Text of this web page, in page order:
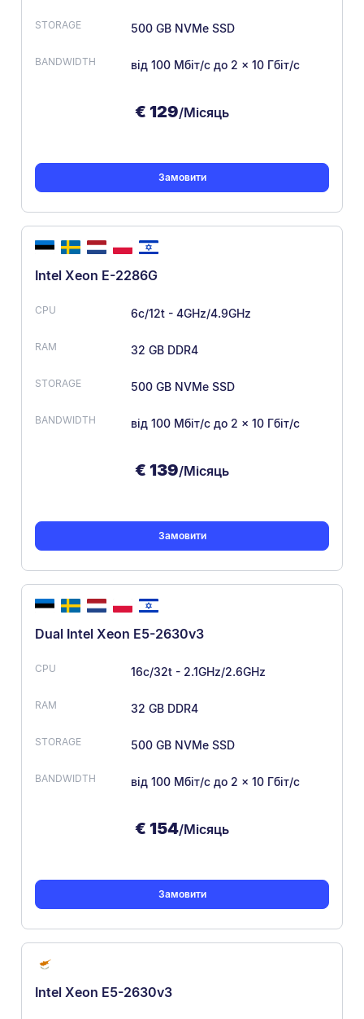
500 GB NVMe SSD
від 100 Мбіт/с до 2 × 10 Гбіт/с
€ 129/Місяць
Замовити
Intel Xeon E-2286G
6c/12t - 4GHz/4.9GHz
32 GB DDR4
500 GB NVMe SSD
від 100 Мбіт/с до 2 × 10 Гбіт/с
€ 139/Місяць
Замовити
Dual Intel Xeon E5-2630v3
16c/32t - 2.1GHz/2.6GHz
32 GB DDR4
500 GB NVMe SSD
від 100 Мбіт/с до 2 × 10 Гбіт/с
€ 154/Місяць
Замовити
Intel Xeon E5-2630v3